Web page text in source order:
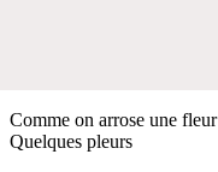
Comme on arrose une fleur
Quelques pleurs